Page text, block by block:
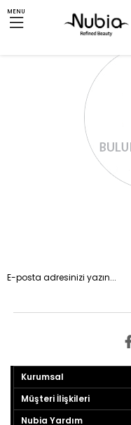
MENU
Kurumsal
Müşteri İlişkileri
Nubia Yardım